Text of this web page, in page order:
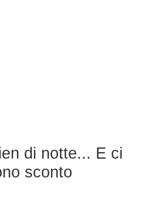
di notte... E ci
sconto